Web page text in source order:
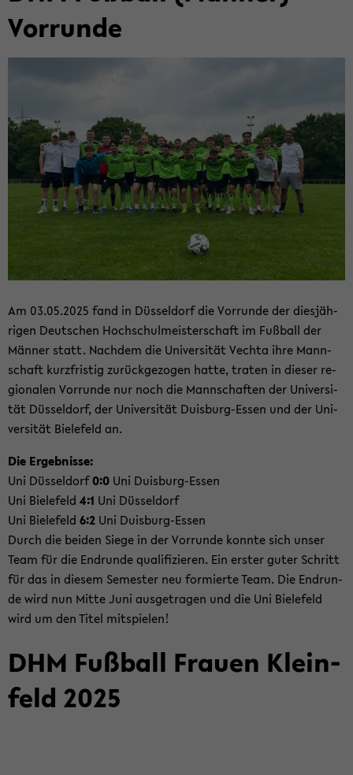
Vor­run­de
Am 03.05.2025 fand in Düs­sel­dorf die Vor­run­de der dies­jäh­
ri­gen Deut­schen Hoch­schul­meis­ter­schaft im Fuß­ball der
Män­ner statt. Nach­dem die Uni­ver­si­tät Vech­ta ihre Mann­
schaft kurz­fris­tig zu­rück­ge­zo­gen hatte, tra­ten in die­ser re­
gio­na­len Vor­run­de nur noch die Mann­schaf­ten der Uni­ver­si­
tät Düs­sel­dorf, der Uni­ver­si­tät Duisburg-​Essen und der Uni­
ver­si­tät Bie­le­feld an.
Die Er­geb­nis­se:
Uni Düs­sel­dorf0:0 Uni Duisburg-​Essen
Uni Bie­le­feld 4:1 Uni Düs­sel­dorf
Uni Bie­le­feld 6:2 Uni Duisburg-​Essen
Durch die bei­den Siege in der Vor­run­de konn­te sich unser
Team für die End­run­de qua­li­fi­zie­ren. Ein ers­ter guter Schritt
für das in die­sem Se­mes­ter neu for­mier­te Team. Die End­run­
de wird nun Mitte Juni aus­ge­tra­gen und die Uni Bie­le­feld
wird um den Titel mit­spie­len!
DHM Fuß­ball Frau­en Klein­
feld 2025